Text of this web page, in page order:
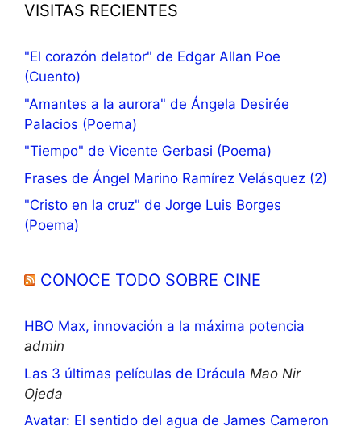
VISITAS RECIENTES
"El corazón delator" de Edgar Allan Poe
(Cuento)
"Amantes a la aurora" de Ángela Desirée
Palacios (Poema)
"Tiempo" de Vicente Gerbasi (Poema)
Frases de Ángel Marino Ramírez Velásquez (2)
"Cristo en la cruz" de Jorge Luis Borges
(Poema)
CONOCE TODO SOBRE CINE
HBO Max, innovación a la máxima potencia
admin
Las 3 últimas películas de Drácula Mao Nir
Ojeda
Avatar: El sentido del agua de James Cameron